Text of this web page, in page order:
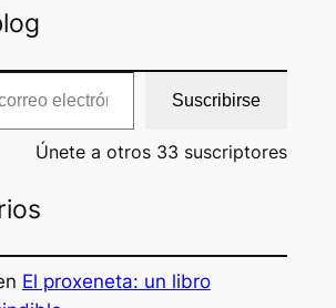
Suscribirse
Únete a otros 33 suscriptores
El proxeneta: un libro